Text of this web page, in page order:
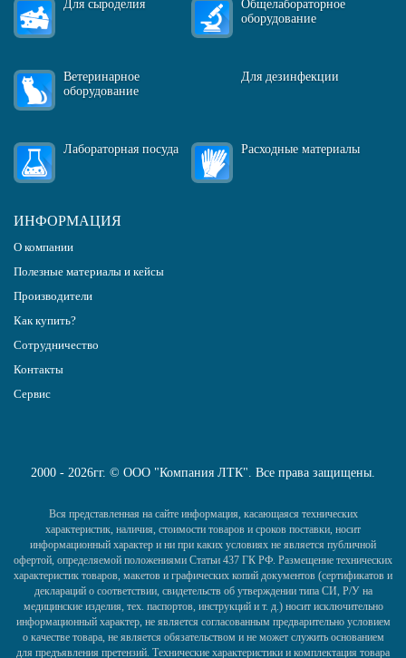
Для сыроделия
Общелабораторное
оборудование
Ветеринарное
оборудование
Для дезинфекции
Лабораторная посуда Расходные материалы
ИНФОРМАЦИЯ
О компании
Полезные материалы и кейсы
Производители
Как купить?
Сотрудничество
Контакты
Сервис
2000 - 2026гг. © ООО "Компания ЛТК". Все права защищены.
Вся представленная на сайте информация, касающаяся технических
характеристик, наличия, стоимости товаров и сроков поставки, носит
информационный характер и ни при каких условиях не является публичной
офертой, определяемой положениями Статьи 437 ГК РФ. Размещение технических
характеристик товаров, макетов и графических копий документов (сертификатов и
деклараций о соответствии, свидетельств об утверждении типа СИ, Р/У на
медицинские изделия, тех. паспортов, инструкций и т. д.) носит исключительно
информационный характер, не является согласованным предварительно условием
о качестве товара, не является обязательством и не может служить основанием
для предъявления претензий. Технические характеристики и комплектация товара